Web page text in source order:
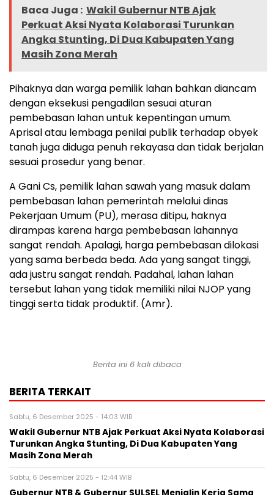
Baca Juga : Wakil Gubernur NTB Ajak
Perkuat Aksi Nyata Kolaborasi Turunkan
Angka Stunting, Di Dua Kabupaten Yang
Masih Zona Merah
Pihaknya dan warga pemilik lahan bahkan diancam
dengan eksekusi pengadilan sesuai aturan
pembebasan lahan untuk kepentingan umum.
Aprisal atau lembaga penilai publik terhadap obyek
tanah juga diduga penuh rekayasa dan tidak berjalan
sesuai prosedur yang benar.
A Gani Cs, pemilik lahan sawah yang masuk dalam
pembebasan lahan pemerintah melalui dinas
Pekerjaan Umum (PU), merasa ditipu, haknya
dirampas karena harga pembebasan lahannya
sangat rendah. Apalagi, harga pembebasan dilokasi
yang sama berbeda beda. Ada yang sangat tinggi,
ada justru sangat rendah. Padahal, lahan lahan
tersebut lahan yang tidak memiliki nilai NJOP yang
tinggi serta tidak produktif. (Amr).
Berita ini 6 kali dibaca
BERITA TERKAIT
Sabtu, 6 Desember 2025 - 14:03 WIB
Wakil Gubernur NTB Ajak Perkuat Aksi Nyata Kolaborasi
Turunkan Angka Stunting, Di Dua Kabupaten Yang
Masih Zona Merah
Sabtu, 6 Desember 2025 - 12:44 WIB